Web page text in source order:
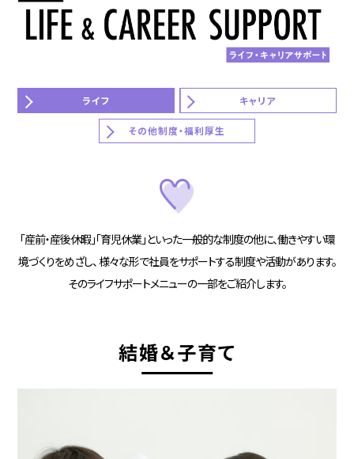
ライフ キャリア
その他制度・福利厚生
「産前・産後休暇」「育児休業」といった一般的な制度の他に、働きやすい環
境づくりをめざし、 様々な形で社員をサポートする制度や活動があります。
そのライフサポートメニューの一部をご紹介します。
結婚＆子育て